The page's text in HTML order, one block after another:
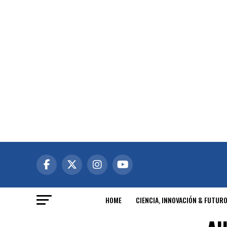
HOME CIENCIA, INNOVACIÓN & FUTURO